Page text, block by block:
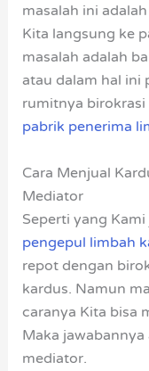
masalah ini
Kita langsung ke
masalah adalah
atau dalam hal ini
rumitnya birokrasi
pabrik penerima
Cara Menjual
Mediator
Seperti yang
pengepul limbah
repot dengan
kardus. Namun
caranya Kita bisa
Maka
mediator.